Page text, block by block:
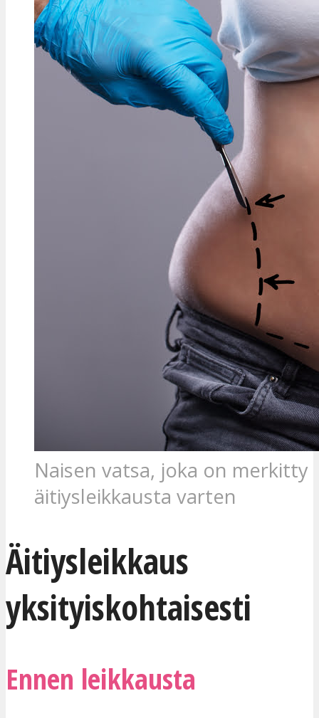
Naisen vatsa, joka on merkitty
äitiysleikkausta varten
Äitiysleikkaus
yksityiskohtaisesti
Ennen leikkausta